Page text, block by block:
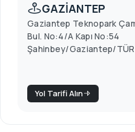
GAZİANTEP
Gaziantep Teknopark
Bul. No:4/A Kapı No:54
Şahinbey/Gaziantep/
Yol Tarifi Alın